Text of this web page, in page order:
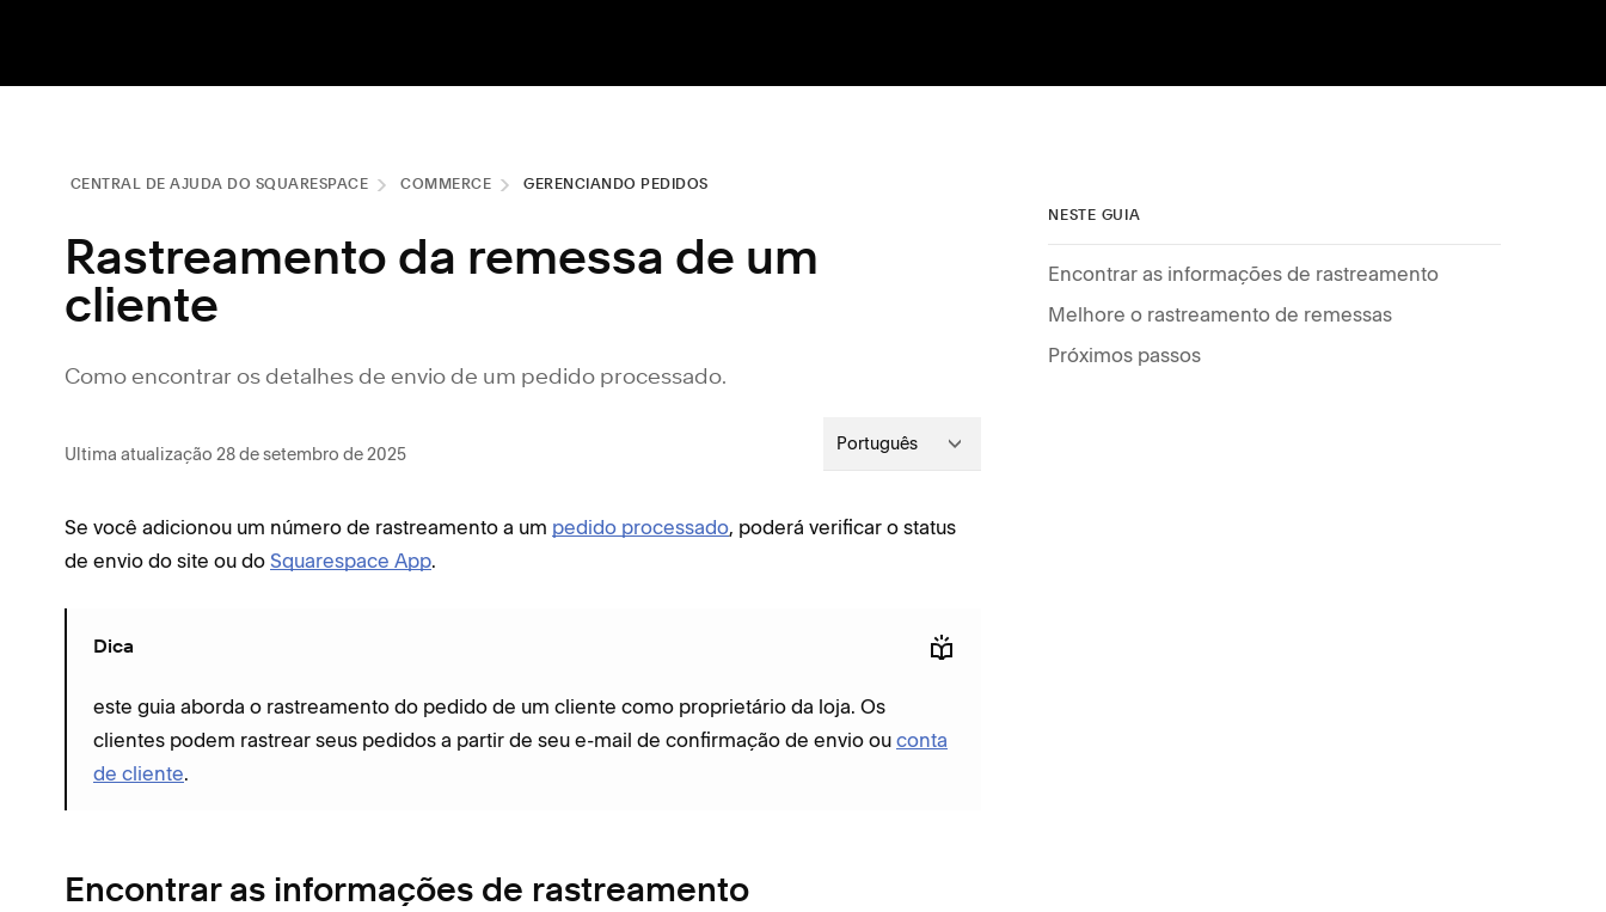
CENTRAL DE AJUDA DO SQUARESPACE COMMERCE GERENCIANDO PEDIDOS
Rastreamento da remessa de um
cliente
Como encontrar os detalhes de envio de um pedido processado.
Ultima atualização 28 de setembro de 2025 Português
Se você adicionou um número de rastreamento a um pedido processado, poderá verificar o status
de envio do site ou do Squarespace App.
Dica
este guia aborda o rastreamento do pedido de um cliente como proprietário da loja. Os
clientes podem rastrear seus pedidos a partir de seu e-mail de confirmação de envio ou conta
de cliente.
Encontrar as informações de rastreamento
NESTE GUIA
Encontrar as informações de rastreamento
Melhore o rastreamento de remessas
Próximos passos